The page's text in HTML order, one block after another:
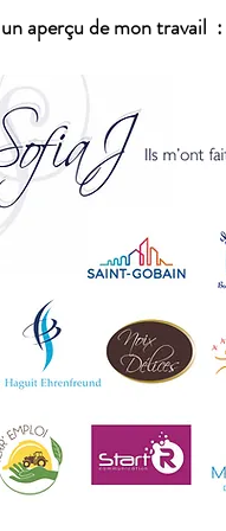
aperçu de mon travail :